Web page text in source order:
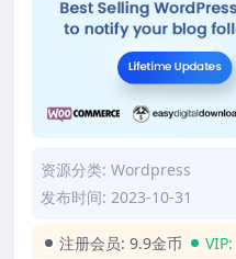
资源分类: Wordpress
发布时间: 2023-10-31
注册会员: 9.9金币 VIP: